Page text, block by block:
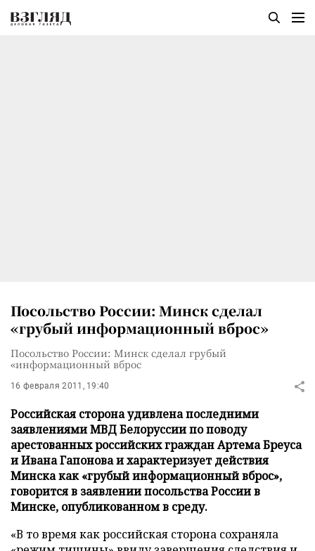
Посольство России: Минск сделал
«грубый информационный вброс»
Посольство России: Минск сделал грубый
«информационный вброс
16 февраля 2011, 19:40
Российская сторона удивлена последними
заявлениями МВД Белоруссии по поводу
арестованных российских граждан Артема Бреуса
и Ивана Гапонова и характеризует действия
Минска как «грубый информационный вброс»,
говорится в заявлении посольства России в
Минске, опубликованном в среду.
«В то время как российская сторона сохраняла